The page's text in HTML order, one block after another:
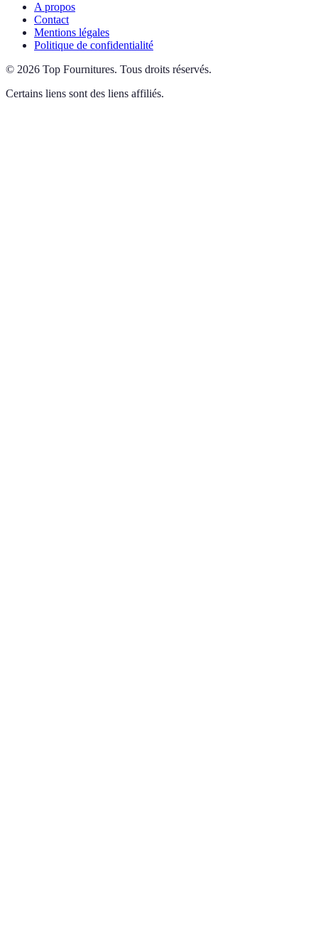
A propos
Contact
Mentions légales
Politique de confidentialité
© 2026 Top Fournitures. Tous droits réservés.
Certains liens sont des liens affiliés.